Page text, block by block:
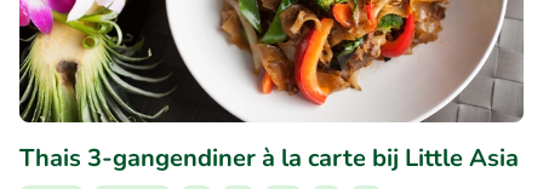
Thais 3-gangendiner à la carte bij Little Asia